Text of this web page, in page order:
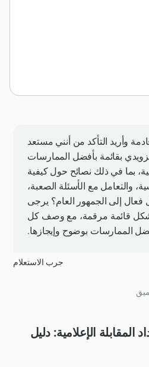
وأريد التأكد من أنني مستعد
بقائمة بأفضل الممارسات
بما في ذلك نصائح حول كيفية
والتعامل مع الأسئلة الصعبة،
فعال إلى الجمهور العام؟ يرجى
شكل قائمة مرقمة، مع وصف كل
الممارسات بوضوح وإيجازها.
جرب الاستعلام
الإعلامية: دليل